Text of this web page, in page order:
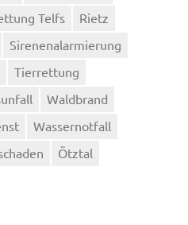
Telfs
Rietz
Sirenenalarmierung
Tierrettung
Waldbrand
Wassernotfall
Ötztal